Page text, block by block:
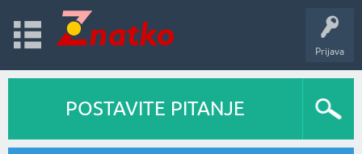
Prijava
POSTAVITE PITANJE